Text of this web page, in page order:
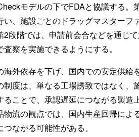
モデルの下でFDAと協議する。
い、施設ごとのドラッグマスターフ
段階では、申請前会合などを通じ
察を実施できるようにする。
海外依存を下げ、国内での安定供給
制度は、単なる工場誘致ではなく、
ことで、承認遅延につながる製造
物流の観点では、国内生産回帰によ
ながる可能性がある。